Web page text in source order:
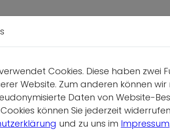
Cookies. Diese haben
Website. Zum anderen können
Daten von Website-
können Sie jederzeit
und zu uns im Impressum.